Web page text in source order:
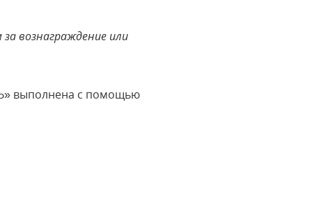
вознаграждение или
выполнена с помощью